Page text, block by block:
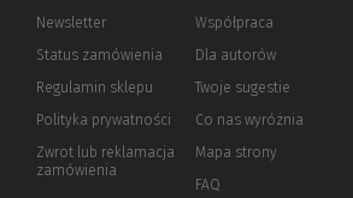
Newsletter
Status zamówienia
Regulamin sklepu
Polityka prywatności (Nowe
(Link
innej
Zwrot lub reklamacja
zamówienia
Współpraca
Dla autorów(Nowe
(Link
innej
strony)
Twoje sugestie
Co nas wyróżnia
Mapa strony
FAQ